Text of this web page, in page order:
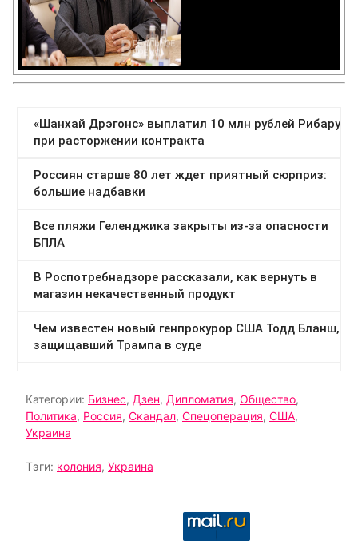
Категории: Бизнес, Дзен, Дипломатия, Общество,
Политика, Россия, Скандал, Спецоперация, США,
Украина
Тэги: колония, Украина